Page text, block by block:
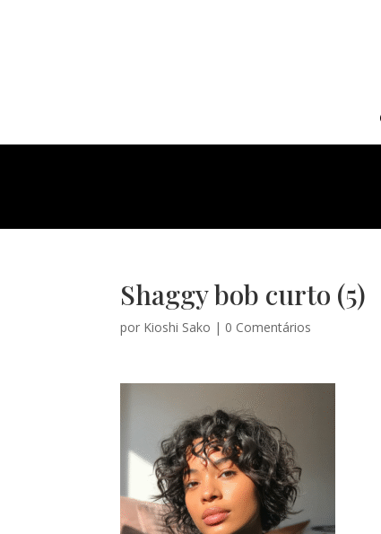
Shaggy bob curto (5)
por Kioshi Sako | 0 Comentários